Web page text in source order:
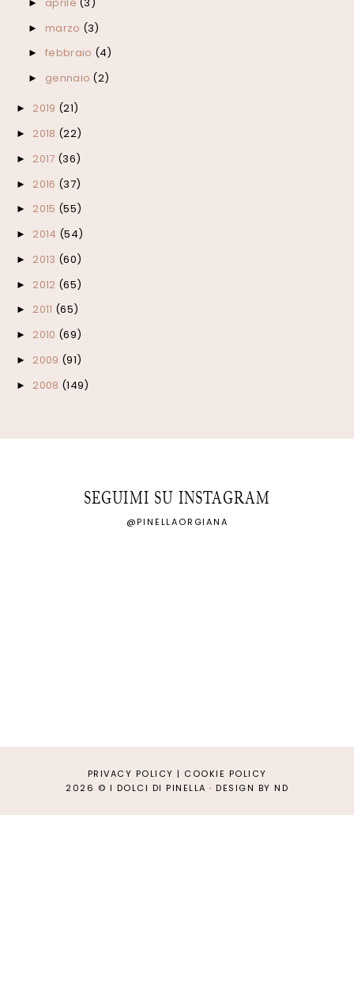
►
► marzo (3)
► febbraio (4)
► gennaio (2)
► 2019 (21)
► 2018 (22)
► 2017 (36)
► 2016 (37)
► 2015 (55)
► 2014 (54)
► 2013 (60)
► 2012 (65)
► 2011 (65)
► 2010 (69)
► 2009 (91)
► 2008 (149)
SEGUIMI SU INSTAGRAM
@PINELLAORGIANA
PRIVACY POLICY | COOKIE POLICY
2026 © I DOLCI DI PINELLA · DESIGN BY ND